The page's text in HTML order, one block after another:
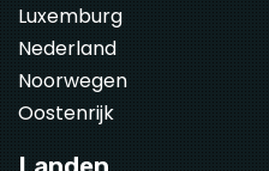
Luxemburg
Nederland
Noorwegen
Oostenrijk